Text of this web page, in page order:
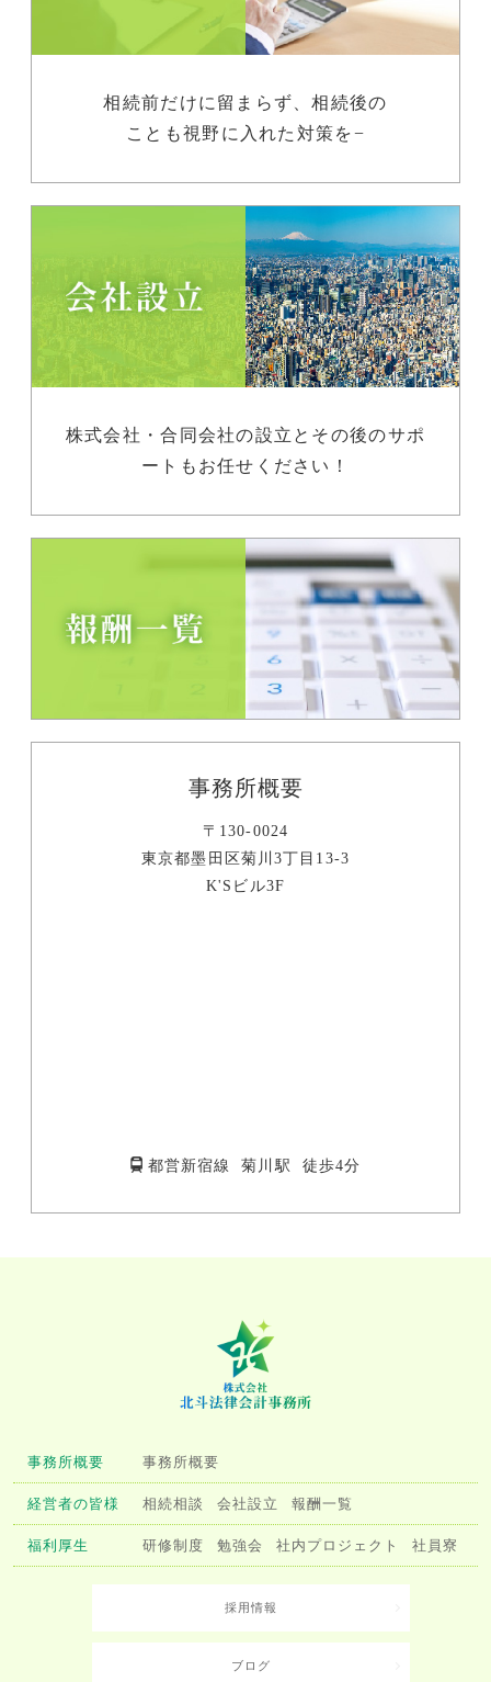
相続前だけに留まらず、相続後の
ことも視野に入れた対策を−
株式会社・合同会社の設立とその後のサポ
ートもお任せください！
事務所概要
〒130-0024
東京都墨田区菊川3丁目13-3
K'Sビル3F
都営新宿線 菊川駅 徒歩4分
事務所概要 事務所概要
経営者の皆様 相続相談 会社設立 報酬一覧
福利厚生 研修制度 勉強会 社内プロジェクト 社員寮
採用情報
ブログ